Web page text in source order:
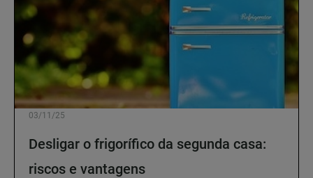
03/11/25
Desligar o frigorífico da segunda casa:
riscos e vantagens